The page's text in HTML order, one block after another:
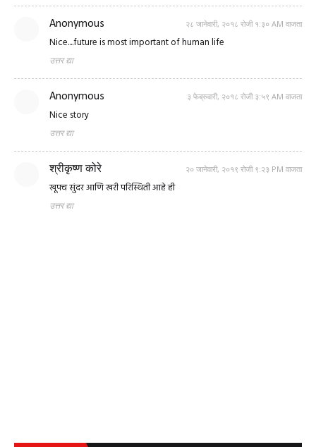
Anonymous २८ जानेवारी, २०१८ रोजी १:३० AM वाजता
Nice....future is most important of human life
उत्तर द्या
Anonymous ३ फेब्रुवारी, २०१८ रोजी ३:५९ AM वाजता
Nice story
उत्तर द्या
श्रीकृष्ण कोरे २० जानेवारी, २०१९ रोजी ९:२३ PM वाजता
खूपच सुंदर आणि खरी परिस्थिती आहे ही
उत्तर द्या